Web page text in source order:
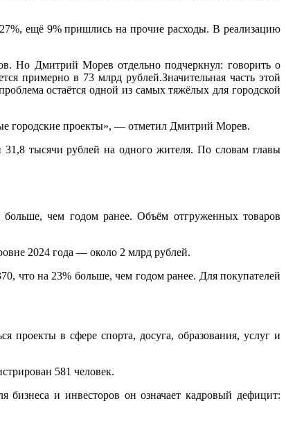
ещё 9% пришлись на прочие расходы. В реализацию
Но Дмитрий Морев отдельно подчеркнул: говорить о
примерно в 73 млрд рублей.Значительная часть этой
остаётся одной из самых тяжёлых для городской
городские проекты», — отметил Дмитрий Морев.
тысячи рублей на одного жителя. По словам главы
чем годом ранее. Объём отгруженных товаров
2024 года — около 2 млрд рублей.
что на 23% больше, чем годом ранее. Для покупателей
проекты в сфере спорта, досуга, образования, услуг и
581 человек.
бизнеса и инвесторов он означает кадровый дефицит: